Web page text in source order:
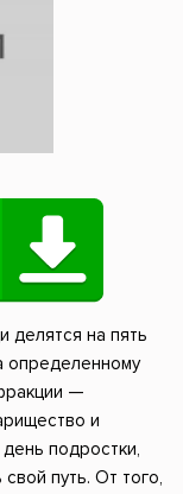
делятся на пять
определенному
—
и
подростки,
путь. От того,